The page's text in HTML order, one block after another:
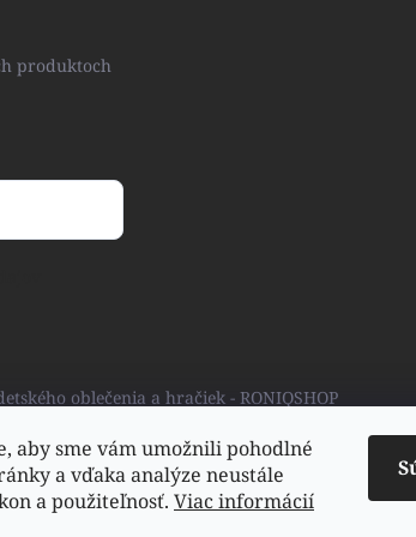
aby sme vám umožnili pohodlné
a vďaka analýze neustále
a použiteľnosť. Viac informácií
produktoch
oblečenia a hračiek - RONIQSHOP